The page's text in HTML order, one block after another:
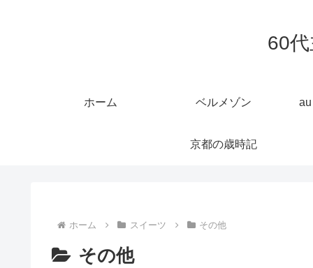
60
ホーム ベルメゾン
京都の歳時記
ホーム スイーツ その他
その他